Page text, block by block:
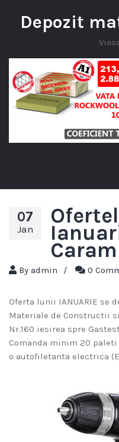
Depozit
07
Jan
By admin / 0
Oferta lunii IANUARIE se
Materiale de Constructii
Nr.160 iesirea spre
Comanda minim 20
o autofiletanta electrica